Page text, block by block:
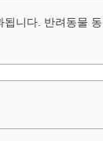
니다. 반려동물